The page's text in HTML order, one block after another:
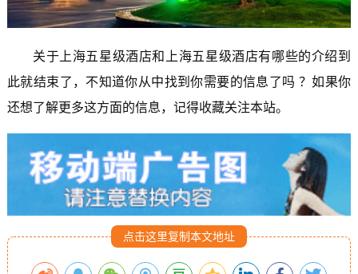
关于上海五星级酒店和上海五星级酒店有哪些的介绍到
此就结束了，不知道你从中找到你需要的信息了吗 ？如果你
还想了解更多这方面的信息，记得收藏关注本站。
点击这里复制本文地址